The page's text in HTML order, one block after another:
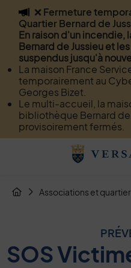
Flash info
❌ Fermeture
Quartier Bernard de
En raison d'un incendie,
Bernard de Jussieu et
suspendus jusqu'à
La maison France
temporairement au
Georges Bizet.
Le multi-accueil, la
bibliothèque Bernard de
provisoirement fermés.
Menu de raccourcis
Menu
Recherche
Page de contact
Contenu
Fil d'Arianne de la page
Page d'accueil du site
Associations et
SOS